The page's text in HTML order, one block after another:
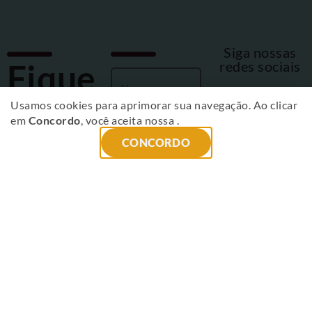
Fique
por
dentro
Siga nossas
redes sociais
CONCORDO
Usamos cookies para aprimorar sua navegação. Ao clicar
em Concordo, você aceita nossa .